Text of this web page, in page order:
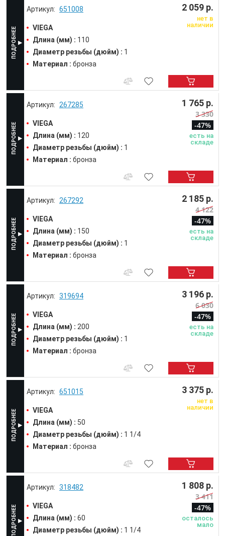
651008
VIEGA
Длина (мм) : 110
Диаметр резьбы (дюйм) : 1
Материал : бронза
2 059 р.
нет в
наличии
267285
VIEGA
Длина (мм) : 120
Диаметр резьбы (дюйм) : 1
Материал : бронза
1 765 р.
3 330
-47%
есть на
складе
267292
VIEGA
Длина (мм) : 150
Диаметр резьбы (дюйм) : 1
Материал : бронза
2 185 р.
4 122
-47%
есть на
складе
319694
VIEGA
Длина (мм) : 200
Диаметр резьбы (дюйм) : 1
Материал : бронза
3 196 р.
6 030
-47%
есть на
складе
651015
VIEGA
Длина (мм) : 50
Диаметр резьбы (дюйм) : 1 1/4
Материал : бронза
3 375 р.
нет в
наличии
318482
VIEGA
Длина (мм) : 60
Диаметр резьбы (дюйм) : 1 1/4
1 808 р.
3 411
-47%
осталось
мало